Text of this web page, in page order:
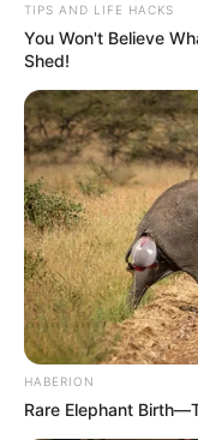
Quinté+ de
analyse
explosif
Direction le Sud-
Mer, pour un
mètres PSF.
notre analyse se
clairement
TIPS AND LIFE HACKS
You Won't Believe
Shed!
HABERION
Rare Elephant